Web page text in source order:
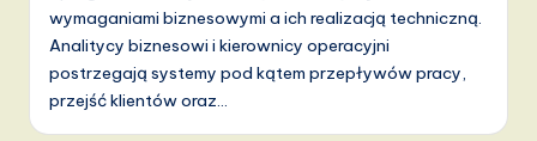
s
t
T
wymaganiami biznesowymi a ich realizacją techniczną.
Analitycy biznesowi i kierownicy operacyjni
postrzegają systemy pod kątem przepływów pracy,
przejść klientów oraz…